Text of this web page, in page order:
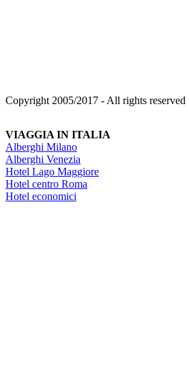
Copyright 2005/2017 - All rights reserved
VIAGGIA IN ITALIA
Alberghi Milano
Alberghi Venezia
Hotel Lago Maggiore
Hotel centro Roma
Hotel economici